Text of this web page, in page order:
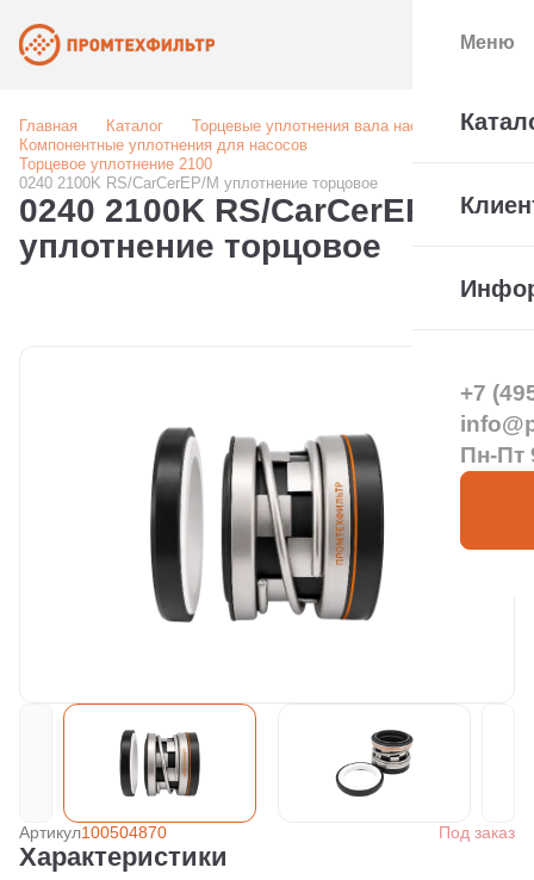
Главная Каталог
Торцевые уплотнения вала насоса
Компонентные уплотнения для насосов
Торцевое уплотнение 2100
0240 2100K RS/CarCerEP/M уплотнение торцовое
0240 2100K RS/CarCerEP/M
уплотнение торцовое
Артикул100504870 Под заказ
Характеристики
Меню
+7
Пн-Пт